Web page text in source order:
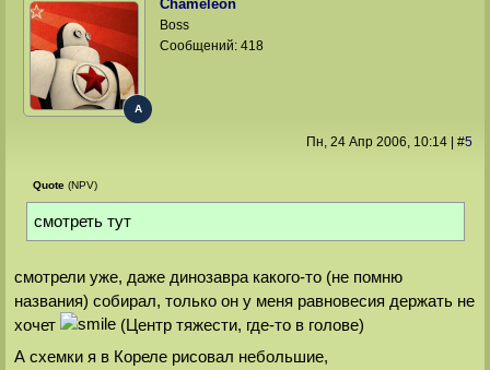
Chameleon
A
Boss
Сообщений:418
Пн, 24 Апр 2006, 10:14| #5
Quote(NPV)
смотреть тут
смотрели уже, даже динозавра какого-то (не помню
названия) собирал, только он у меня равновесия держать не
хочет
(Центр тяжести, где-то в голове)
А схемки я в Кореле рисовал небольшие,